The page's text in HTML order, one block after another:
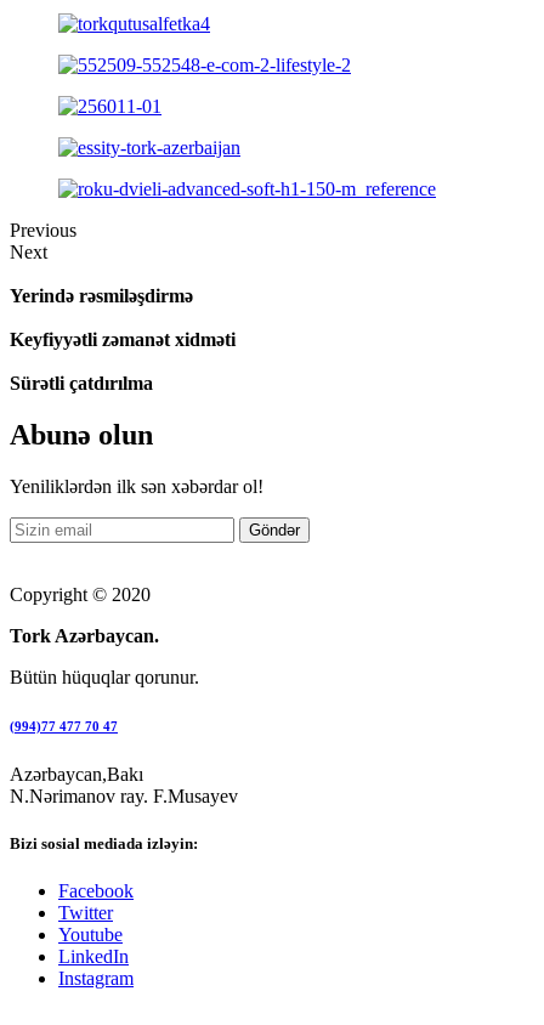
Previous
Next
Yerində rəsmiləşdirmə
Keyfiyyətli zəmanət xidməti
Sürətli çatdırılma
Abunə olun
Yeniliklərdən ilk sən xəbərdar ol!
Copyright © 2020
Tork Azərbaycan.
Bütün hüquqlar qorunur.
(994)77 477 70 47
Azərbaycan,Bakı
N.Nərimanov ray. F.Musayev
Bizi sosial mediada izləyin:
Facebook
Twitter
Youtube
LinkedIn
Instagram